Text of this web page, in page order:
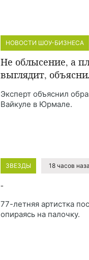
НОВОСТИ ШОУ-БИЗНЕСА
Не облысение, а
выглядит,
Эксперт объяснил
Вайкуле в Юрмале.
ЗВЕЗДЫ 18 часов
-
77-летняя артистка
опираясь на палочку.